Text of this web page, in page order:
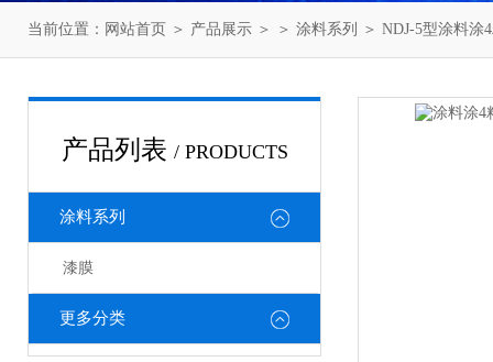
当前位置： 网站首页 ＞ 产品展示 ＞ ＞ 涂料系列 ＞ NDJ-5型涂料
产品列表 / PRODUCTS
涂料系列
漆膜
更多分类